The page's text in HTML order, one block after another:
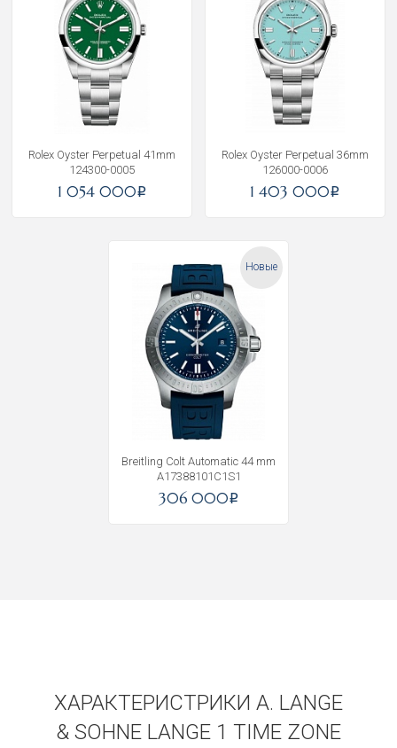
Rolex Oyster Perpetual 41mm
124300-0005
1 054 000i
Rolex Oyster Perpetual 36mm
126000-0006
1 403 000i
Новые
Breitling Colt Automatic 44 mm
A17388101C1S1
306 000i
ХАРАКТЕРИСТРИКИ A. LANGE
& SOHNE LANGE 1 TIME ZONE
Получать на почту